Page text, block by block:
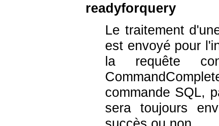
readyforquery
Le traitement
est envoyé pour
la requête
commande SQL,
sera toujours